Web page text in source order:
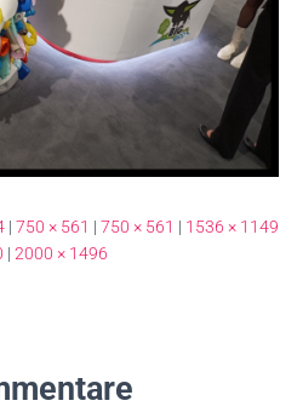
| 750 × 561 | 750 × 561 | 1536 × 1149
| 2000 × 1496